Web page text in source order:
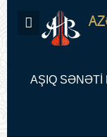
AŞIQ SƏNƏTİ